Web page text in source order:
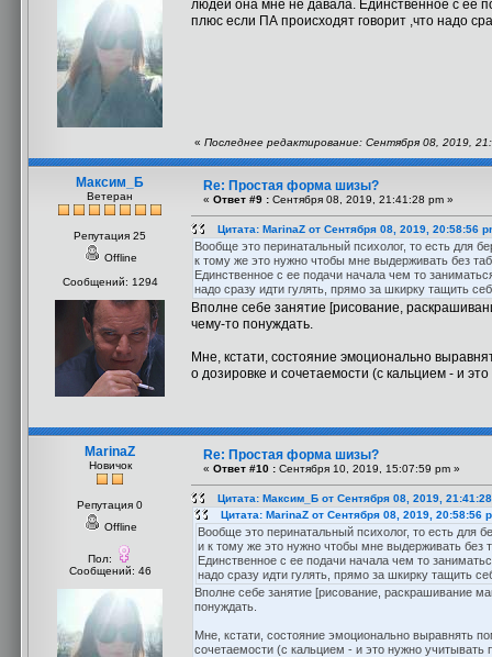
людей она мне не давала. Единственное с ее
плюс если ПА происходят говорит ,что надо
« Последнее редактирование: Сентября 08, 2019,
Максим_Б
Ветеран
Репутация 25
Offline
Сообщений: 1294
Re: Простая форма шизы?
« Ответ #9 : Сентября 08, 2019, 21:41:28 pm »
Цитата: MarinaZ от Сентября 08, 2019, 20:58:56
Вообще это перинатальный психолог, то есть для
к тому же это нужно чтобы мне выдерживать без
Единственное с ее подачи начала чем то
надо сразу идти гулять, прямо за шкирку тащить
Вполне себе занятие [рисование,
чему-то понуждать.
Мне, кстати, состояние эмоционально
о дозировке и сочетаемости (с кальцием - и
MarinaZ
Новичок
Репутация 0
Offline
Пол:
Сообщений: 46
Re: Простая форма шизы?
« Ответ #10 : Сентября 10, 2019, 15:07:59 pm »
Цитата: Максим_Б от Сентября 08, 2019,
Цитата: MarinaZ от Сентября 08, 2019, 20:58:56
Вообще это перинатальный психолог, то есть для
и к тому же это нужно чтобы мне выдерживать без
Единственное с ее подачи начала чем то
надо сразу идти гулять, прямо за шкирку тащить
Вполне себе занятие [рисование, раскрашивание
понуждать.
Мне, кстати, состояние эмоционально выравнять
сочетаемости (с кальцием - и это нужно